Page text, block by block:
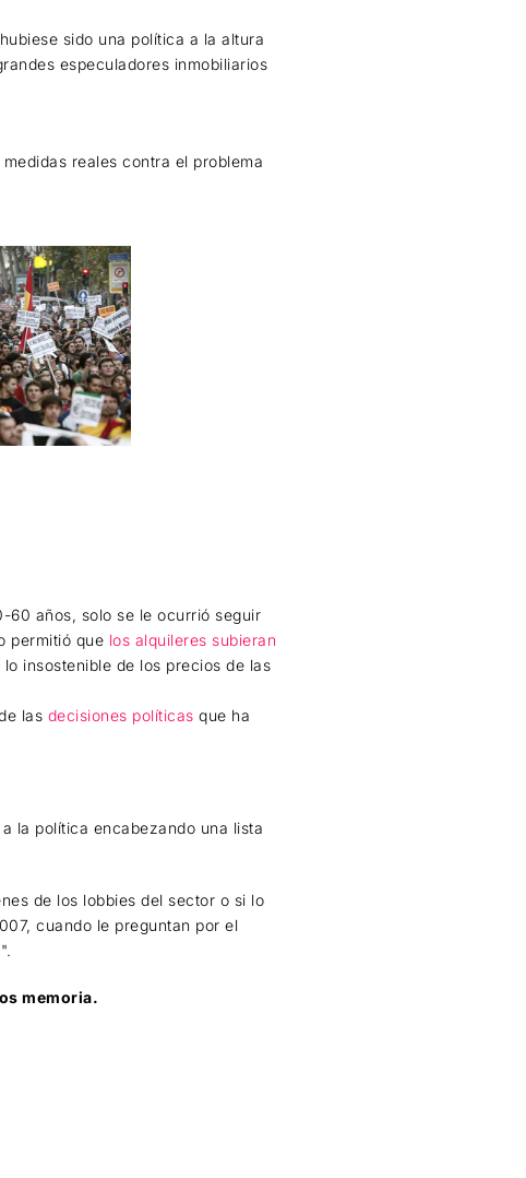
sido una política a la altura
especuladores inmobiliarios
medidas reales contra el problema
60 años, solo se le ocurrió seguir
permitió que los alquileres subieran
insostenible de los precios de las
las decisiones políticas que ha
la política encabezando una lista
de los lobbies del sector o si lo
cuando le preguntan por el
".
memoria.